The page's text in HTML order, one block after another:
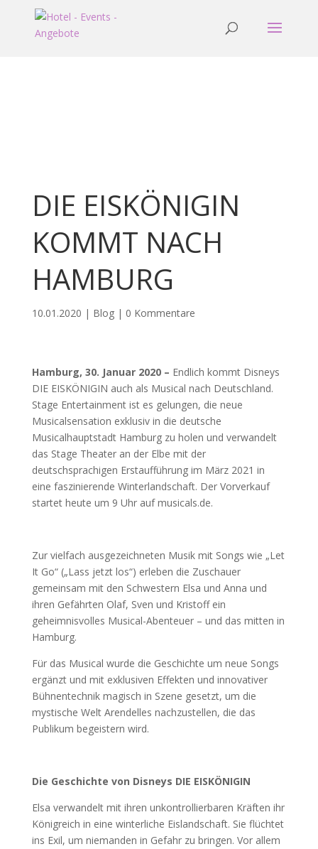
DIE EISKÖNIGIN
KOMMT NACH
HAMBURG
10.01.2020 | Blog| 0 Kommentare
Hamburg, 30. Januar 2020 – Endlich kommt Disneys
DIE EISKÖNIGIN auch als Musical nach Deutschland.
Stage Entertainment ist es gelungen, die neue
Musicalsensation exklusiv in die deutsche
Musicalhauptstadt Hamburg zu holen und verwandelt
das Stage Theater an der Elbe mit der
deutschsprachigen Erstaufführung im März 2021 in
eine faszinierende Winterlandschaft. Der Vorverkauf
startet heute um 9 Uhr auf musicals.de.
Zur vielfach ausgezeichneten Musik mit Songs wie „Let
It Go“ („Lass jetzt los“) erleben die Zuschauer
gemeinsam mit den Schwestern Elsa und Anna und
ihren Gefährten Olaf, Sven und Kristoff ein
geheimnisvolles Musical-Abenteuer – und das mitten in
Hamburg.
Für das Musical wurde die Geschichte um neue Songs
ergänzt und mit exklusiven Effekten und innovativer
Bühnentechnik magisch in Szene gesetzt, um die
mystische Welt Arendelles nachzustellen, die das
Publikum begeistern wird.
Die Geschichte von Disneys DIE EISKÖNIGIN
Elsa verwandelt mit ihren unkontrollierbaren Kräften ihr
Königreich in eine winterliche Eislandschaft. Sie flüchtet
ins Exil, um niemanden in Gefahr zu bringen. Vor allem